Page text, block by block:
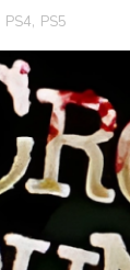
PS4, PS5